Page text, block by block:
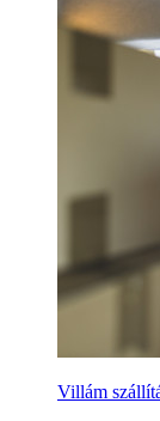
Villám